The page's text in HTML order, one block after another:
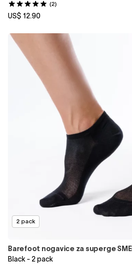
(2)
US$ 12.90
2 pack
Barefoot nogavice za superge
Black - 2 pack